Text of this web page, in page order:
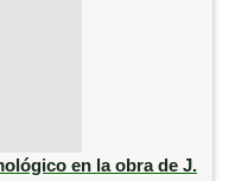
en la obra de J.